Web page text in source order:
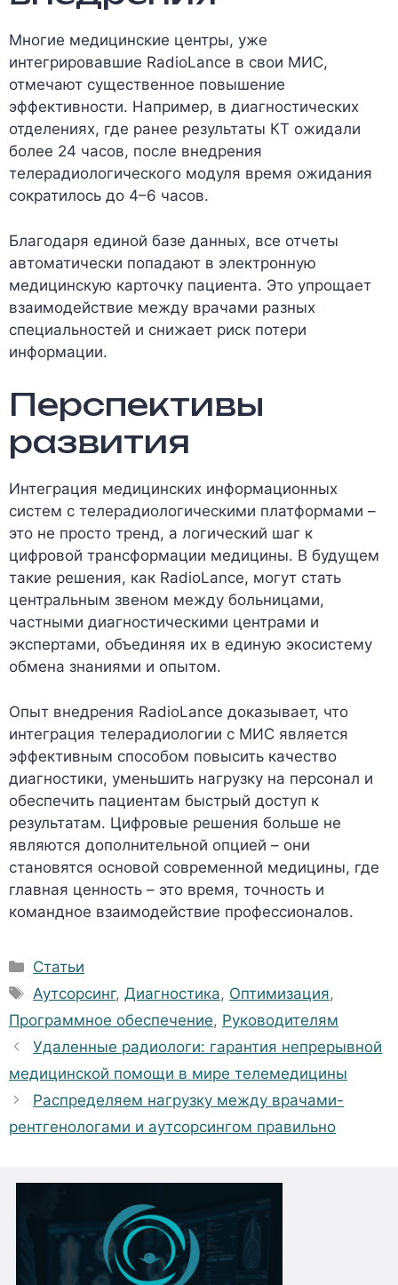
Многие медицинские центры, уже
интегрировавшие RadioLance в свои МИС,
отмечают существенное повышение
эффективности. Например, в диагностических
отделениях, где ранее результаты КТ ожидали
более 24 часов, после внедрения
телерадиологического модуля время ожидания
сократилось до 4–6 часов.
Благодаря единой базе данных, все отчеты
автоматически попадают в электронную
медицинскую карточку пациента. Это упрощает
взаимодействие между врачами разных
специальностей и снижает риск потери
информации.
Перспективы
развития
Интеграция медицинских информационных
систем с телерадиологическими платформами –
это не просто тренд, а логический шаг к
цифровой трансформации медицины. В будущем
такие решения, как RadioLance, могут стать
центральным звеном между больницами,
частными диагностическими центрами и
экспертами, объединяя их в единую экосистему
обмена знаниями и опытом.
Опыт внедрения RadioLance доказывает, что
интеграция телерадиологии с МИС является
эффективным способом повысить качество
диагностики, уменьшить нагрузку на персонал и
обеспечить пациентам быстрый доступ к
результатам. Цифровые решения больше не
являются дополнительной опцией – они
становятся основой современной медицины, где
главная ценность – это время, точность и
командное взаимодействие профессионалов.
Рубрики
Статьи
Метки
Аутсорсинг,Диагностика, Оптимизация,
Программное обеспечение, Руководителям
Удаленные радиологи: гарантия непрерывной
медицинской помощи в мире телемедицины
Распределяем нагрузку между врачами-
рентгенологами и аутсорсингом правильно